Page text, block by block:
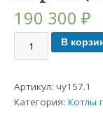
190 300₽
В
Артикул:чу157.1
Категория:Котлы